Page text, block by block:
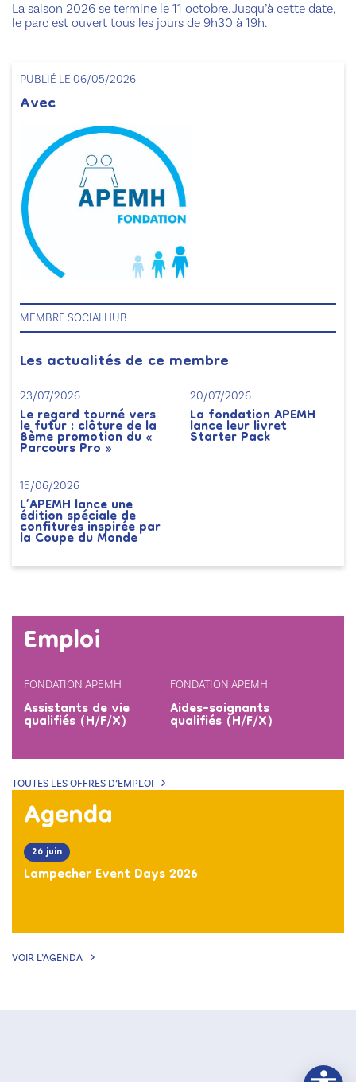
PUBLIÉ LE 06/05/2026
Avec
MEMBRE SOCIALHUB
Les actualités de ce membre
23/07/2026
Le regard tourné vers
le futur : clôture de la
8ème promotion du «
Parcours Pro »
20/07/2026
La fondation APEMH
lance leur livret
Starter Pack
15/06/2026
L’APEMH lance une
édition spéciale de
confitures inspirée par
la Coupe du Monde
La saison 2026 se termine le 11 octobre. Jusqu’à cette date,
le parc est ouvert tous les jours de 9h30 à 19h.
Emploi
FONDATION APEMH
Assistants de vie
qualifiés (H/F/X)
FONDATION APEMH
Aides-soignants
qualifiés (H/F/X)
TOUTES LES OFFRES D’EMPLOI
Agenda
26 juin
Lampecher Event Days 2026
VOIR L’AGENDA